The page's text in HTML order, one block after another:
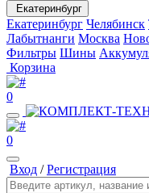
Екатеринбург
Екатеринбург Челябинск
Лабытнанги Москва
Фильтры Шины
Корзина
0
0
Вход /Регистрация